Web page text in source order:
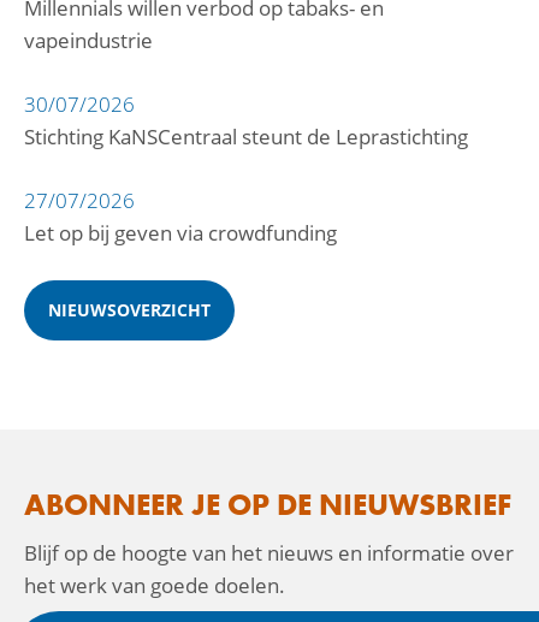
Millennials willen verbod op tabaks- en
vapeindustrie
30/07/2026
Stichting KaNSCentraal steunt de Leprastichting
27/07/2026
Let op bij geven via crowdfunding
NIEUWSOVERZICHT
ABONNEER JE OP DE NIEUWSBRIEF
Blijf op de hoogte van het nieuws en informatie over
het werk van goede doelen.